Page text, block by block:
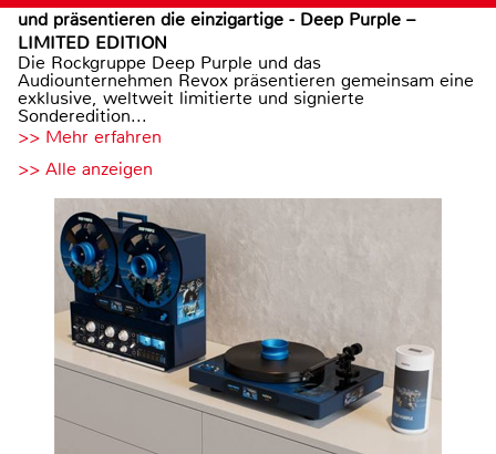
und präsentieren die einzigartige - Deep Purple –
LIMITED EDITION
Die Rockgruppe Deep Purple und das
Audiounternehmen Revox präsentieren gemeinsam eine
exklusive, weltweit limitierte und signierte
Sonderedition...
>> Mehr erfahren
>> Alle anzeigen